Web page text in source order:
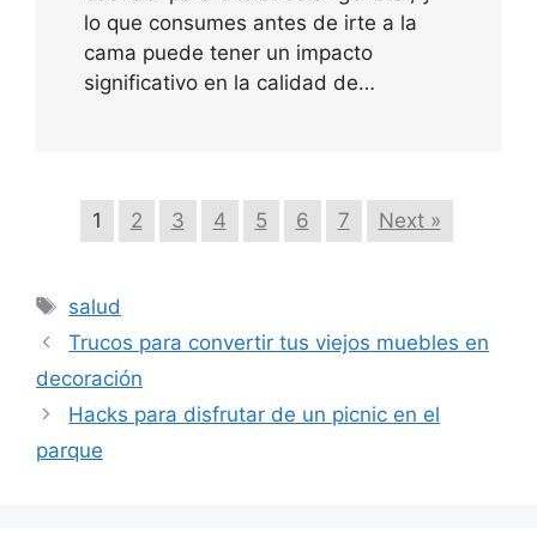
lo que consumes antes de irte a la
cama puede tener un impacto
significativo en la calidad de…
1 2 3 4 5 6 7 Next »
Etiquetas
salud
Trucos para convertir tus viejos muebles en
decoración
Hacks para disfrutar de un picnic en el
parque